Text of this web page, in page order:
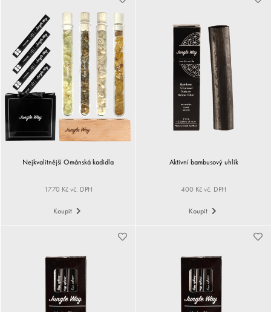
Nejkvalitnější Ománská kadidla
1770 Kč vč. DPH
Koupit
Aktivní bambusový uhlík
400 Kč vč. DPH
Koupit